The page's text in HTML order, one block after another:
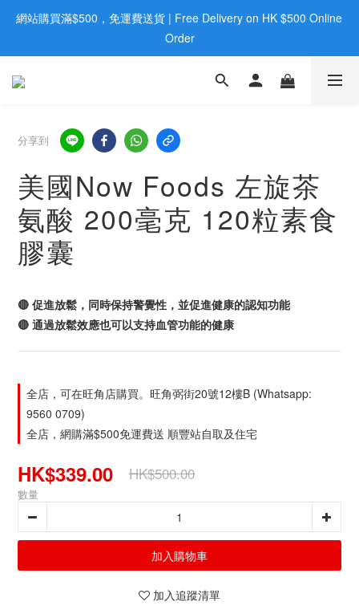
歡迎親臨旺角店購買：旺角弼街20號12樓B  |  RealDeal 保健品 |
WhatsApp 9560 0709
網站購買滿$500，免運費送貨 | Free Delivery on HK $500 Online
Order
歡迎親臨旺角店購買：旺角弼街20號12樓B  |  RealDeal 保健品 |
分享到
美國Now Foods 左旋茶
氨酸 200毫克 120粒素食
膠囊
🔴 促進放鬆，同時保持警覺性，並促進健康的認知功能
🔴 通過放鬆效應也可以支持血管功能的健康
全店，可在旺角店購買。旺角弼街20號12樓B (Whatsapp:
9560 0709)
全店，網購滿$500免運費送 順豐站自取及住宅
HK$339.00 HK$500.00
數量
加入購物車
加入追蹤清單